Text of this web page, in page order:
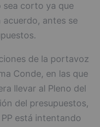
sea corto ya que
acuerdo, antes se
de la portavoz
Conde, en las que
llevar al Pleno del
del presupuestos,
está intentando